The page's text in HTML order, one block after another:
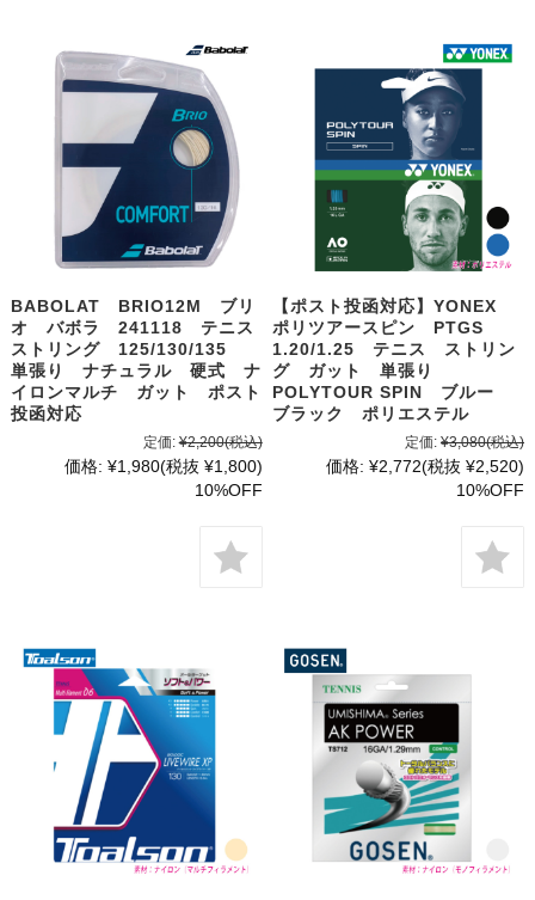
BABOLAT BRIO12M ブリ
オ バボラ 241118 テニス
ストリング 125/130/135
単張り ナチュラル 硬式 ナ
イロンマルチ ガット ポスト
投函対応
定価: ¥2,200(税込)
価格: ¥1,980(税抜 ¥1,800)
10%OFF
【ポスト投函対応】YONEX
ポリツアースピン PTGS
1.20/1.25 テニス ストリン
グ ガット 単張り
POLYTOUR SPIN ブルー
ブラック ポリエステル
定価: ¥3,080(税込)
価格: ¥2,772(税抜 ¥2,520)
10%OFF